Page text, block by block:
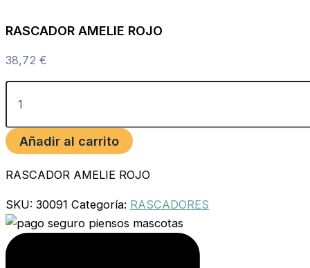
RASCADOR AMELIE ROJO
38,72 €
Añadir al carrito
RASCADOR AMELIE ROJO
SKU: 30091 Categoría: RASCADORES